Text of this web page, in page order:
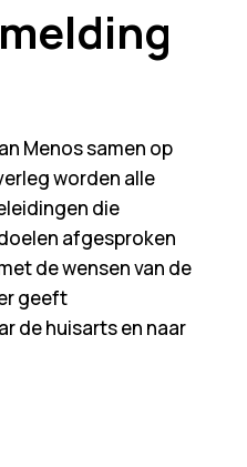
Menos samen op
worden alle
die
afgesproken
de wensen van de
geeft
de huisarts en naar